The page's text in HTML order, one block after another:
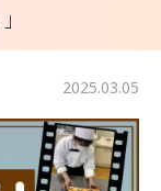
2025.03.05